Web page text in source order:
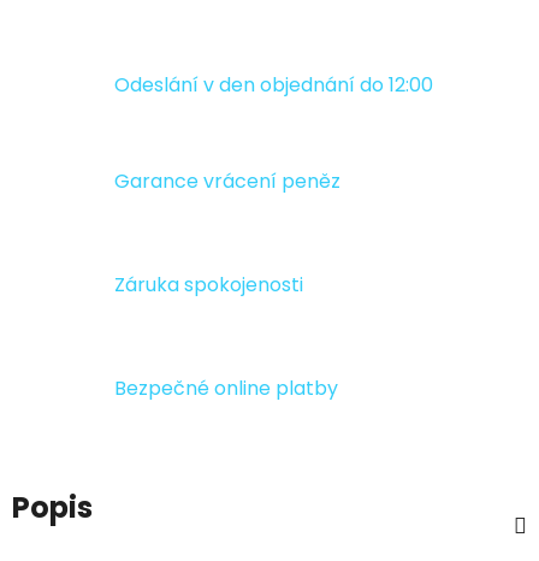
Odeslání v den objednání do 12:00
Garance vrácení peněz
Záruka spokojenosti
Bezpečné online platby
Popis